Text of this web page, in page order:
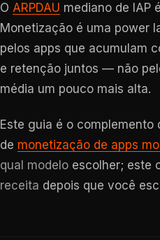
O ARPDAU mediano de IAP
Monetização é uma power
pelos apps que acumulam
e retenção juntos — não
média um pouco mais alta.
Este guia é o
de monetização de apps
qual modelo escolher; este
receita depois que você